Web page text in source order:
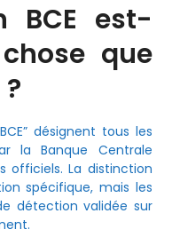
BCE est-
que
désignent tous les
la Banque Centrale
officiels. La distinction
spécifique, mais les
détection validée sur